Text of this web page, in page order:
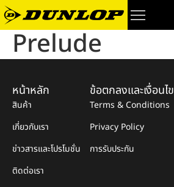
Prelude
หน้าหลัก
สินค้า
เกี่ยวกับเรา
ข่าวสารและโปรโมชั่น
ติดต่อเรา
ข้อตกลงและเงื่อนไข
Terms & Conditions
Privacy Policy
การรับประกัน